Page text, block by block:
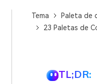
Tema
Paleta de
23 Paletas de
TL;DR: